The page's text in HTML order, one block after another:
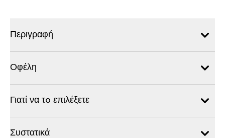
Περιγραφή
Οφέλη
Γιατί να τo επιλέξετε
Συστατικά